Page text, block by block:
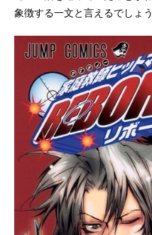
象徴する一文と言えるでしょう